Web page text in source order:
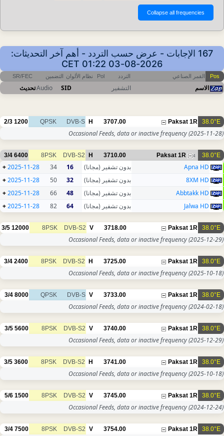
167 الإجابات - عرض حسب التردد - أهم آخر التحديثات:
2026-08-03 01:22 CET
Pos القمر الصناعي التردد Pol نظام الألوان التضمين SR/FEC
الاسم التشفير SID
Audioتحديث
38.0°E
Paksat 1R
3707.00
H
DVB-S
QPSK
1200
2/3
Occasional Feeds, data or inactive frequency(2025-11-28)
38.0°E
Paksat 1R 4
3710.00
H
DVB-S2
8PSK
6400
3/4
Apna HD بدون تشفير (مجانا) 16
34
2025-11-28
+
8XM HD
بدون تشفير (مجانا) 32
50
2025-11-28
+
Abbtakk HD
بدون تشفير (مجانا) 48
66
2025-11-28
+
Jalwa HD
بدون تشفير (مجانا) 64
82
2025-11-28
+
38.0°E
Paksat 1R
3718.00
V
DVB-S2
8PSK
12000
3/5
Occasional Feeds, data or inactive frequency(2025-12-29)
38.0°E
Paksat 1R
3725.00
H
DVB-S2
8PSK
2400
3/4
Occasional Feeds, data or inactive frequency(2025-10-18)
38.0°E
Paksat 1R
3733.00
V
DVB-S
QPSK
8000
3/4
Occasional Feeds, data or inactive frequency(2024-02-18)
38.0°E
Paksat 1R
3740.00
V
DVB-S2
8PSK
5600
3/5
Occasional Feeds, data or inactive frequency(2025-12-29)
38.0°E
Paksat 1R
3741.00
H
DVB-S2
8PSK
3600
3/5
Occasional Feeds, data or inactive frequency(2025-10-18)
38.0°E
Paksat 1R
3745.00
V
DVB-S2
8PSK
1500
5/6
Occasional Feeds, data or inactive frequency(2024-12-24)
38.0°E
Paksat 1R
3754.00
V
DVB-S2
8PSK
7500
3/4